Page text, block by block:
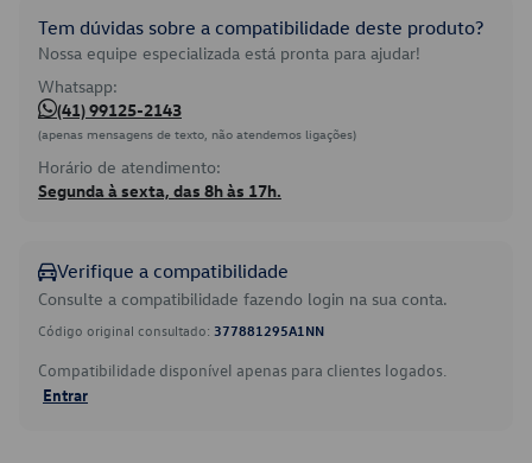
Tem dúvidas sobre a compatibilidade deste produto?
Nossa equipe especializada está pronta para ajudar!
Whatsapp:
(41) 99125-2143
(apenas mensagens de texto, não atendemos ligações)
Horário de atendimento:
Segunda à sexta, das 8h às 17h.
Verifique a compatibilidade
Consulte a compatibilidade fazendo login na sua conta.
Código original consultado: 377881295A1NN
Compatibilidade disponível apenas para clientes logados.
Entrar